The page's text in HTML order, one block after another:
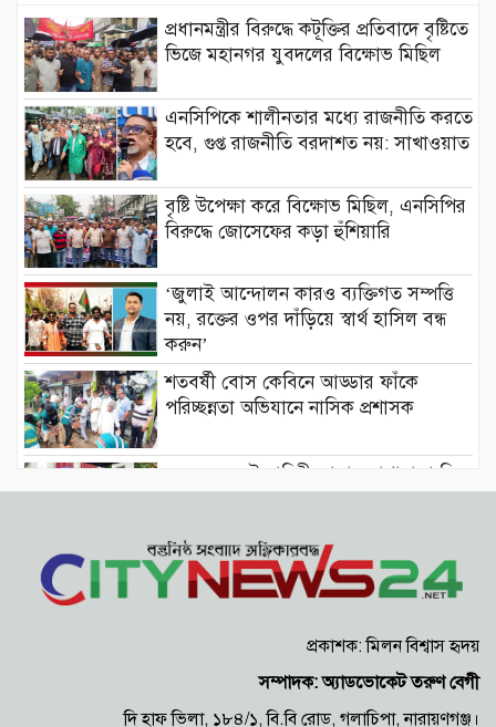
প্রধানমন্ত্রীর বিরুদ্ধে কটূক্তির প্রতিবাদে বৃষ্টিতে
ভিজে মহানগর যুবদলের বিক্ষোভ মিছিল
এনসিপিকে শালীনতার মধ্যে রাজনীতি করতে
হবে, গুপ্ত রাজনীতি বরদাশত নয়: সাখাওয়াত
বৃষ্টি উপেক্ষা করে বিক্ষোভ মিছিল, এনসিপির
বিরুদ্ধে জোসেফের কড়া হুঁশিয়ারি
‘জুলাই আন্দোলন কারও ব্যক্তিগত সম্পত্তি
নয়, রক্তের ওপর দাঁড়িয়ে স্বার্থ হাসিল বন্ধ
করুন’
শতবর্ষী বোস কেবিনে আড্ডার ফাঁকে
পরিচ্ছন্নতা অভিযানে নাসিক প্রশাসক
নতুন হেলমেট বাহিনী আবার মাথাচাড়া দিয়ে
তোলারাম কলেজে ছাত্রদল-শিবির দফায়
দফায় সংঘর্ষ, আহত অন্তত ১০
জুলাই গণঅভ্যুত্থান দিবসে বীর শহীদদের
প্রতি মনির হোসেন খানের শ্রদ্ধা
প্রকাশক: মিলন বিশ্বাস হৃদয়
সম্পাদক: অ্যাডভোকেট তরুণ বেগী
দি হাফ ভিলা, ১৮৪/১, বি.বি রোড, গলাচিপা, নারায়ণগঞ্জ।